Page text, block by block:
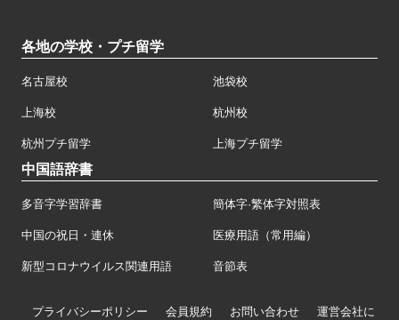
各地の学校・プチ留学
名古屋校 池袋校
上海校 杭州校
杭州プチ留学 上海プチ留学
中国語辞書
多音字学習辞書 簡体字·繁体字対照表
中国の祝日・連休 医療用語（常用編）
新型コロナウイルス関連用語 音節表
プライバシーポリシー 会員規約 お問い合わせ 運営会社に